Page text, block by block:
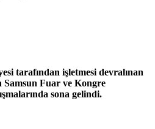
tarafından işletmesi devralınan
Samsun Fuar ve Kongre
sona gelindi.